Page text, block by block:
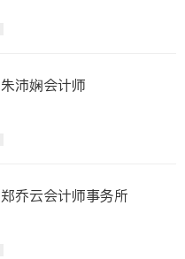
朱沛娴会计师
郑乔云会计师事务所